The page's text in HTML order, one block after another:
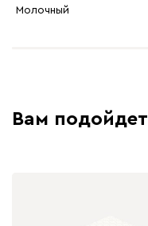
Молочный
Вам подойдет